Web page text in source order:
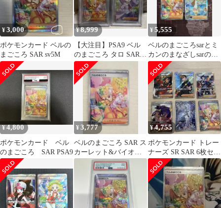
¥3,000
ポケモンカード ベルの
まごころ SAR sv5M
¥8,999
【大注目】PSA9 ベル
のまごころ タロ SAR 2
枚セット
¥5,555
ベルのまごころsarとミ
カンのまなざしsarの2
枚セット
¥4,800
ポケモンカード ベル
のまごころ SAR PSA9
¥3,777
ベルのまごころ SAR ス
カーレット&バイオレ
ット サイバージャッジ
¥4,755
ポケモンカード トレー
ナーズ SR SAR 6枚セッ
ト